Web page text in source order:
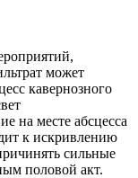
может
кавернозного
на месте абсцесса
к искривлению
сильные
половой акт.